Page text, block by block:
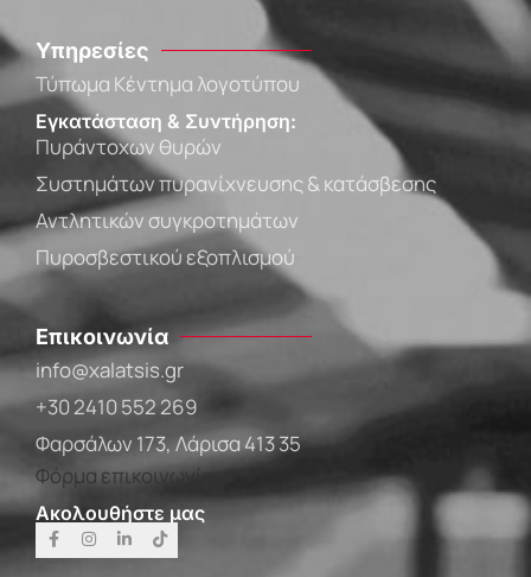
Υπηρεσίες
Τύπωμα Κέντημα λογοτύπου
Εγκατάσταση & Συντήρηση:
Πυράντοχων θυρών
Συστημάτων πυρανίχνευσης & κατάσβεσης
Αντλητικών συγκροτημάτων
Πυροσβεστικού εξοπλισμού
Επικοινωνία
info@xalatsis.gr
+30 2410 552 269
Φαρσάλων 173, Λάρισα 413 35
Φόρμα επικοινωνίας
Ακολουθήστε μας